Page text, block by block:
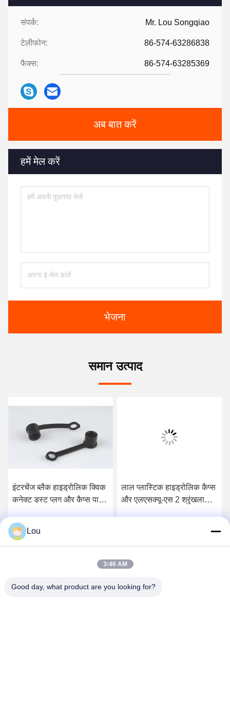
संपर्क: Mr. Lou Songqiao
टेलीफोन: 86-574-63286838
फैक्स: 86-574-63285369
अब बात करें
हमें मेल करें
भेजना
समान उत्पाद
इंटरचेंज ब्लैक हाइड्रोलिक क्विक
कनेक्ट डस्ट प्लग और कैप्स पार्कर
सबसे अच्छी कीमत पाएं
लाल प्लास्टिक हाइड्रोलिक कैप्स
और एलएसक्यू-एस 2 श्रृंखला
Lou
3:46 AM
Good day, what product are you looking for?